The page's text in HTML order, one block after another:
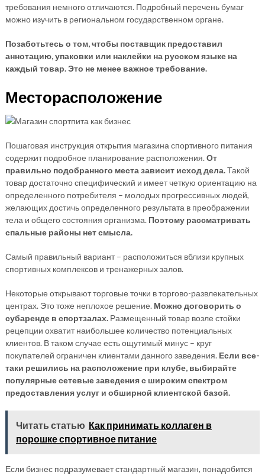
требования немного отличаются. Подробный перечень бумаг
можно изучить в региональном государственном органе.
Позаботьтесь о том, чтобы поставщик предоставил
аннотацию, упаковки или наклейки на русском языке на
каждый товар. Это не менее важное требование.
Месторасположение
Пошаговая инструкция открытия магазина спортивного питания
содержит подробное планирование расположения.От
правильно подобранного места зависит исход дела.Такой
товар достаточно специфический и имеет четкую ориентацию на
определенного потребителя – молодых прогрессивных людей,
желающих достичь определенного результата в преображении
тела и общего состояния организма. Поэтому рассматривать
спальные районы нет смысла.
Самый правильный вариант – расположиться вблизи крупных
спортивных комплексов и тренажерных залов.
Некоторые открывают торговые точки в торгово-развлекательных
центрах. Это тоже неплохое решение. Можно договорить о
субаренде в спортзалах.Размещенный товар возле стойки
рецепции охватит наибольшее количество потенциальных
клиентов. В таком случае есть ощутимый минус – круг
покупателей ограничен клиентами данного заведения. Если все-
таки решились на расположение при клубе, выбирайте
популярные сетевые заведения с широким спектром
предоставления услуг и обширной клиентской базой.
Читать статью Как принимать коллаген в
порошке спортивное питание
Если бизнес подразумевает стандартный магазин, понадобится